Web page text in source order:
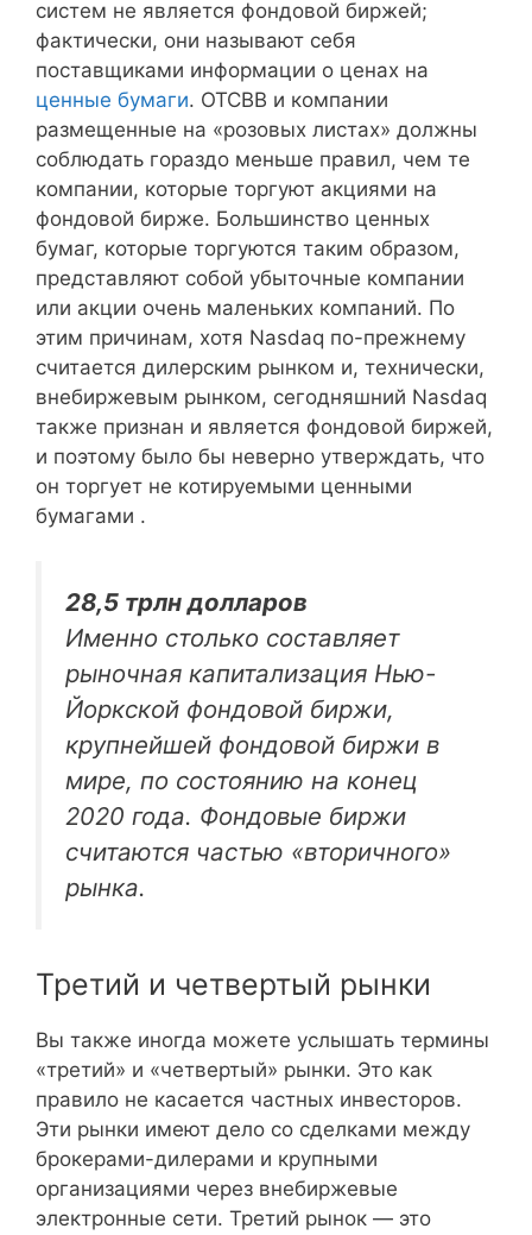
систем не является фондовой биржей;
фактически, они называют себя
поставщиками информации о ценах на
ценные бумаги. OTCBB и компании
размещенные на «розовых листах» должны
соблюдать гораздо меньше правил, чем те
компании, которые торгуют акциями на
фондовой бирже. Большинство ценных
бумаг, которые торгуются таким образом,
представляют собой убыточные компании
или акции очень маленьких компаний. По
этим причинам, хотя Nasdaq по-прежнему
считается дилерским рынком и, технически,
внебиржевым рынком, сегодняшний Nasdaq
также признан и является фондовой биржей,
и поэтому было бы неверно утверждать, что
он торгует не котируемыми ценными
бумагами .
28,5 трлн долларов
Именно столько составляет
рыночная капитализация Нью-
Йоркской фондовой биржи,
крупнейшей фондовой биржи в
мире, по состоянию на конец
2020 года. Фондовые биржи
считаются частью «вторичного»
рынка.
Третий и четвертый рынки
Вы также иногда можете услышать термины
«третий» и «четвертый» рынки. Это как
правило не касается частных инвесторов.
Эти рынки имеют дело со сделками между
брокерами-дилерами и крупными
организациями через внебиржевые
электронные сети. Третий рынок — это